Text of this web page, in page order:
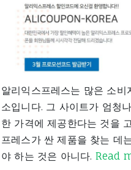
알리익스프레스는 많은 소
소입니다. 그 사이트가 엄청
한 가격에 제공한다는 것을
프레스가 싼 제품을 찾는 데
야 하는 것은 아니다. Read